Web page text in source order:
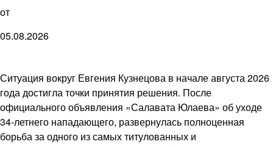
от
05.08.2026
Ситуация вокруг Евгения Кузнецова в начале августа 2026
года достигла точки принятия решения. После
официального объявления «Салавата Юлаева» об уходе
34-летнего нападающего, развернулась полноценная
борьба за одного из самых титулованных и